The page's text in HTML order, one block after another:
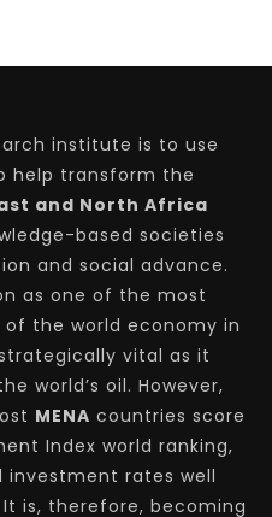
institute is to use
help transform the
and North Africa
based societies
and social advance.
as one of the most
the world economy in
vital as it
world’s oil. However,
MENA countries score
Index world ranking,
investment rates well
is, therefore, becoming